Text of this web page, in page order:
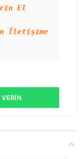
El
İletişime